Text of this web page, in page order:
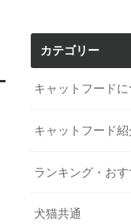
カテゴリー
キャットフードに
キャットフード紹
ランキング・おす
犬猫共通